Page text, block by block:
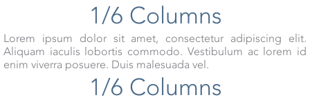
1/6 Columns
Lorem ipsum dolor sit amet, consectetur adipiscing elit.
Aliquam iaculis lobortis commodo. Vestibulum ac lorem id
enim viverra posuere. Duis malesuada vel.
1/6 Columns